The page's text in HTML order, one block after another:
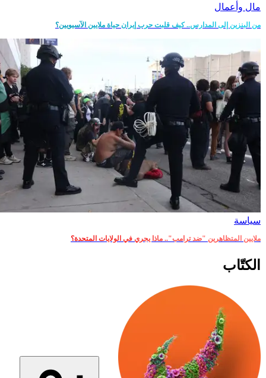
مال وأعمال
من البنزين إلى المدارس.. كيف قلبت حرب إيران حياة ملايين الآسيويين؟
سياسة
ملايين المتظاهرين "ضد ترامب".. ماذا يجري في الولايات المتحدة؟
الكتّاب